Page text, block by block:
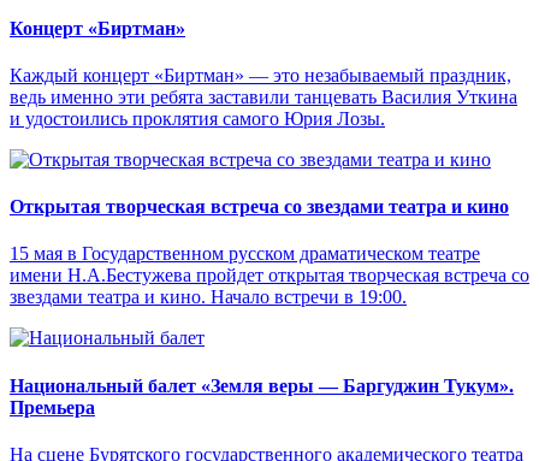
Концерт «Биртман»
Каждый концерт «Биртман» — это незабываемый праздник,
ведь именно эти ребята заставили танцевать Василия Уткина
и удостоились проклятия самого Юрия Лозы.
Открытая творческая встреча со звездами театра и кино
15 мая в Государственном русском драматическом театре
имени Н.А.Бестужева пройдет открытая творческая встреча со
звездами театра и кино. Начало встречи в 19:00.
Национальный балет «Земля веры — Баргуджин Тукум‎».
Премьера
На сцене Бурятского государственного академического театра